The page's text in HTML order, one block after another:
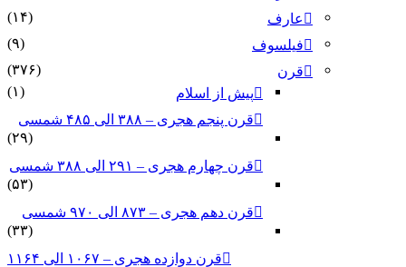
عارف
(۱۴)
فیلسوف
(۹)
قرن
(۳۷۶)
پیش از اسلام
(۱)
قرن پنجم هجری – ۳۸۸ الی ۴۸۵ شمسی
(۲۹)
قرن چهارم هجری – ۲۹۱ الی ۳۸۸ شمسی
(۵۳)
قرن دهم هجری – ۸۷۳ الی ۹۷۰ شمسی
(۳۳)
قرن دوازده هجری – ۱۰۶۷ الی ۱۱۶۴